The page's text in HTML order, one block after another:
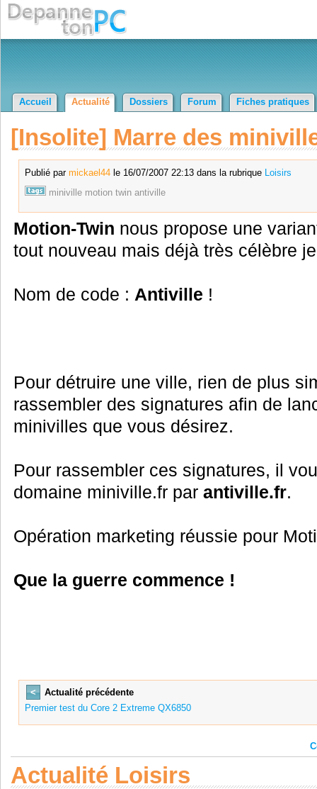
Accueil Actualité Dossiers Forum Fiches pratiques
[Insolite] Marre des
Publié par mickael44le 16/07/2007 22:13 dans la rubrique Loisirs
miniville motion twin antiville
Motion-Twin nous propose une
tout nouveau mais déjà très célèbre
Nom de code : Antiville !
Pour détruire une ville, rien de plus
rassembler des signatures afin de
minivilles que vous désirez.
Pour rassembler ces signatures, il
domaine miniville.fr par antiville.fr.
Opération marketing réussie pour
Que la guerre commence !
<
Actualité précédente
Premier test du Core 2 Extreme QX6850
Actualité Loisirs